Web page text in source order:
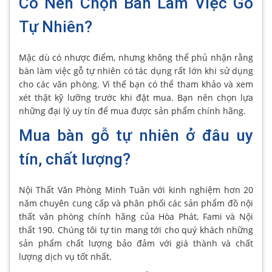
Tự Nhiên?
Mặc dù có nhược điểm, nhưng không thể phủ nhận rằng
bàn làm việc gỗ tự nhiên có tác dụng rất lớn khi sử dụng
cho các văn phòng. Vì thế bạn có thể tham khảo và xem
xét thật kỹ lưỡng trước khi đặt mua. Bạn nên chọn lựa
những đại lý uy tín để mua được sản phẩm chính hãng.
Mua bàn gỗ tự nhiên ở đâu uy
tín, chất lượng?
Nội Thất Văn Phòng Minh Tuân với kinh nghiệm hơn 20
năm chuyên cung cấp và phân phối các sản phẩm đồ nội
thất văn phòng chính hãng của Hòa Phát, Fami và Nội
thất 190. Chúng tôi tự tin mang tới cho quý khách những
sản phẩm chất lượng bảo đảm với giá thành và chất
lượng dịch vụ tốt nhất.